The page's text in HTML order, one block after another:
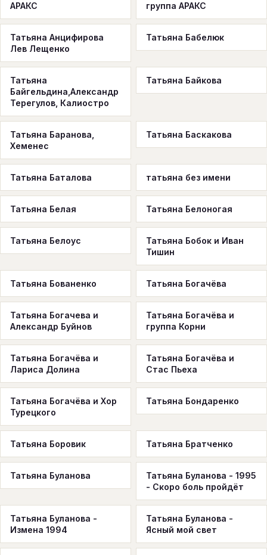
АРАКС
группа АРАКС
Татьяна Анцифирова
Лев Лещенко
Татьяна Бабелюк
Татьяна
Байгельдина,Александр
Терегулов, Калиостро
Татьяна Байкова
Татьяна Баранова,
Хеменес
Татьяна Баскакова
Татьяна Баталова татьяна без имени
Татьяна Белая Татьяна Белоногая
Татьяна Белоус
Татьяна Бобок и Иван
Тишин
Татьяна Бованенко Татьяна Богачёва
Татьяна Богачева и
Александр Буйнов
Татьяна Богачёва и
группа Корни
Татьяна Богачёва и
Лариса Долина
Татьяна Богачёва и
Стас Пьеха
Татьяна Богачёва и Хор
Турецкого
Татьяна Бондаренко
Татьяна Боровик Татьяна Братченко
Татьяна Буланова
Татьяна Буланова - 1995
- Скоро боль пройдёт
Татьяна Буланова -
Измена 1994
Татьяна Буланова -
Ясный мой свет